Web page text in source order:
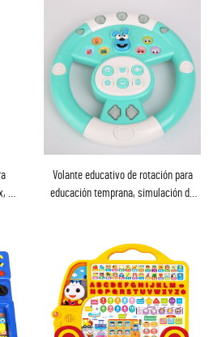
lectura para niños de 2 a 4 años
de
Volante educativo de rotación para
educación temprana, simulación de